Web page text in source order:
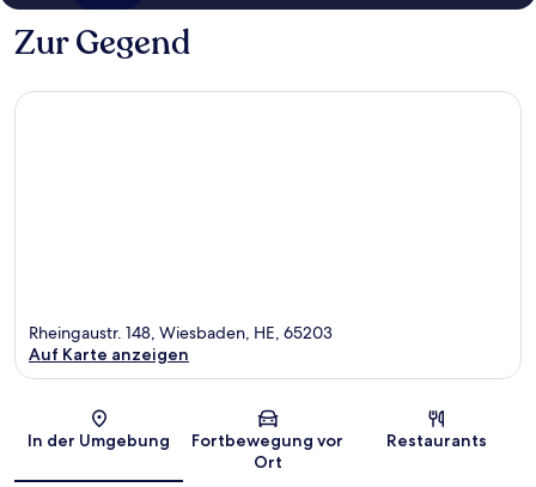
Zur Gegend
Karte
Rheingaustr. 148, Wiesbaden, HE, 65203
Auf Karte anzeigen
In der Umgebung
Fortbewegung vor
Ort
Restaurants